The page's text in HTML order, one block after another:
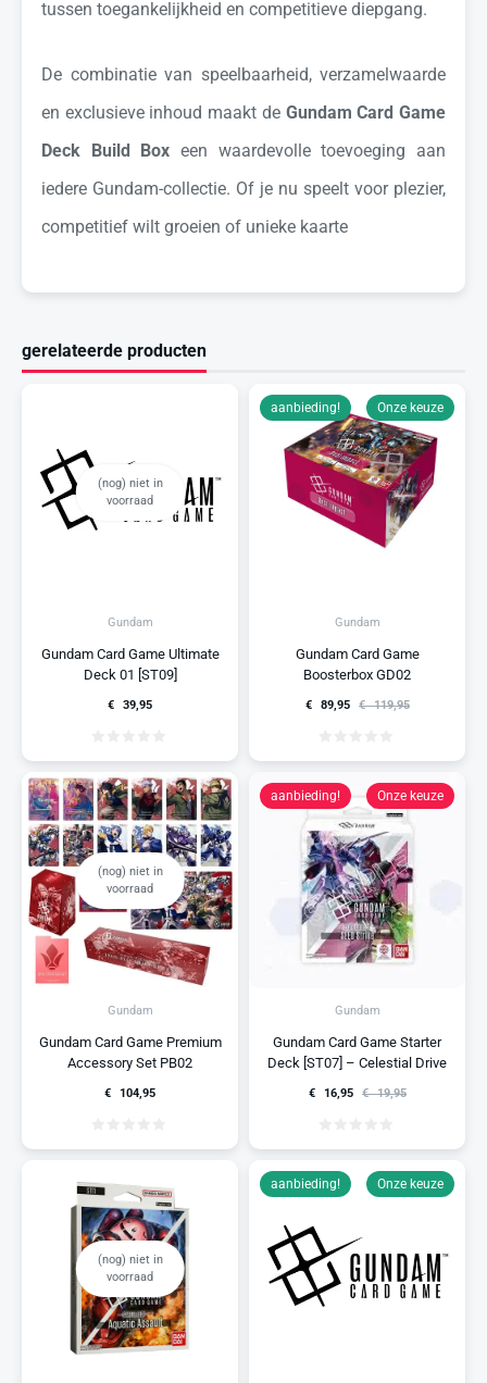
tussen toegankelijkheid en competitieve diepgang.
De combinatie van speelbaarheid, verzamelwaarde
en exclusieve inhoud maakt de Gundam Card Game
Deck Build Box een waardevolle toevoeging aan
iedere Gundam-collectie. Of je nu speelt voor plezier,
competitief wilt groeien of unieke kaarte
gerelateerde producten
(nog) niet in
voorraad
Gundam
Gundam Card Game Ultimate
Deck 01 [ST09]
€ 39,95
Gundam
Gundam Card Game
Boosterbox GD02
€ 119,95
€ 89,95
aanbieding! Onze keuze
(nog) niet in
voorraad
Gundam
Gundam Card Game Premium
Accessory Set PB02
€ 104,95
Gundam
Gundam Card Game Starter
Deck [ST07] – Celestial Drive
€ 19,95
€ 16,95
aanbieding! Onze keuze
(nog) niet in
voorraad
aanbieding! Onze keuze